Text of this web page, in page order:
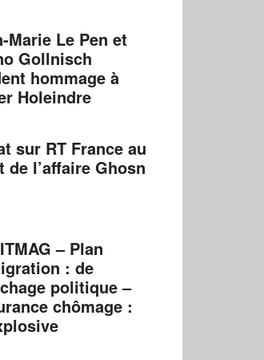
Marie Le Pen et
Gollnisch
hommage à
Holeindre
sur RT France au
de l’affaire Ghosn
– Plan
: de
politique –
chômage :